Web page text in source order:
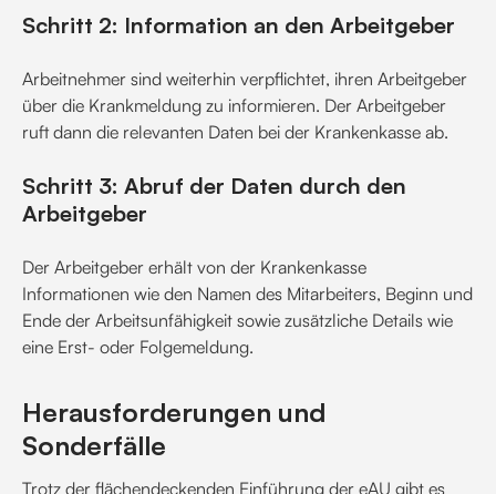
Schritt 2: Information an den Arbeitgeber
Arbeitnehmer sind weiterhin verpflichtet, ihren Arbeitgeber
über die Krankmeldung zu informieren. Der Arbeitgeber
ruft dann die relevanten Daten bei der Krankenkasse ab.
Schritt 3: Abruf der Daten durch den
Arbeitgeber
Der Arbeitgeber erhält von der Krankenkasse
Informationen wie den Namen des Mitarbeiters, Beginn und
Ende der Arbeitsunfähigkeit sowie zusätzliche Details wie
eine Erst- oder Folgemeldung.
Herausforderungen und
Sonderfälle
Trotz der flächendeckenden Einführung der eAU gibt es